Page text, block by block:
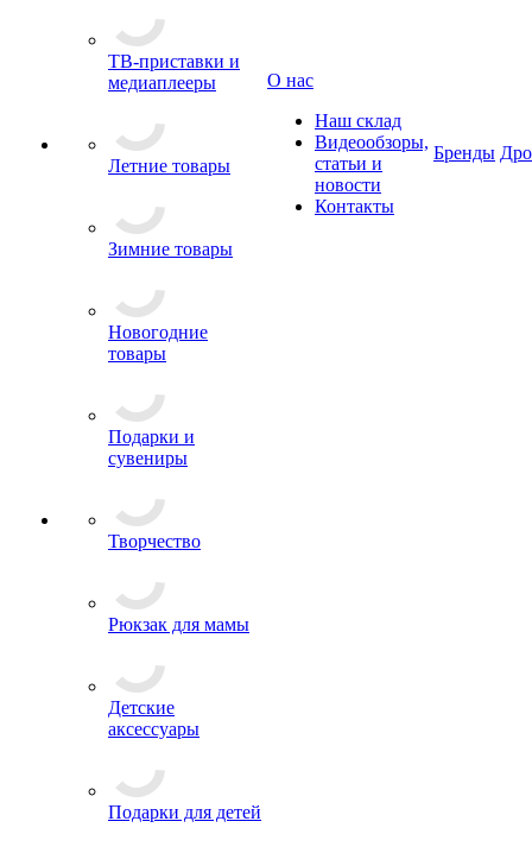
ТВ-приставки и
медиаплееры
Летние товары
Зимние товары
Новогодние
товары
Подарки и
сувениры
Творчество
Рюкзак для мамы
Детские
аксессуары
Подарки для детей
О нас
Наш склад
Видеообзоры,
статьи и
новости
Контакты
Бренды